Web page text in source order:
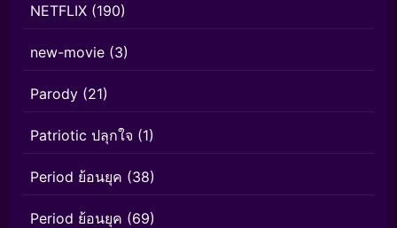
NETFLIX (190)
new-movie (3)
Parody (21)
Patriotic ปลุกใจ (1)
Period ย้อนยุค (38)
Period ย้อนยุค (69)